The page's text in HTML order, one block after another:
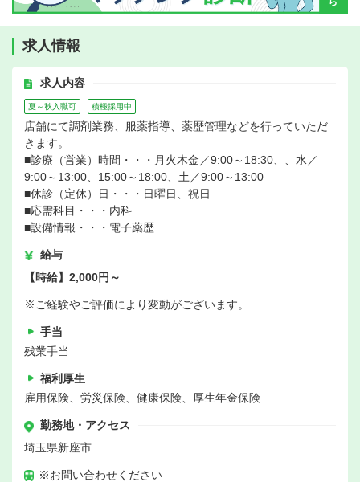
求人情報
求人内容
夏～秋入職可 積極採用中
店舗にて調剤業務、服薬指導、薬歴管理などを行っていただ
きます。
■診療（営業）時間・・・月火木金／9:00～18:30、、水／
9:00～13:00、15:00～18:00、土／9:00～13:00
■休診（定休）日・・・日曜日、祝日
■応需科目・・・内科
■設備情報・・・電子薬歴
給与
【時給】2,000円～
※ご経験やご評価により変動がございます。
手当
残業手当
福利厚生
雇用保険、労災保険、健康保険、厚生年金保険
勤務地・アクセス
埼玉県新座市
※お問い合わせください